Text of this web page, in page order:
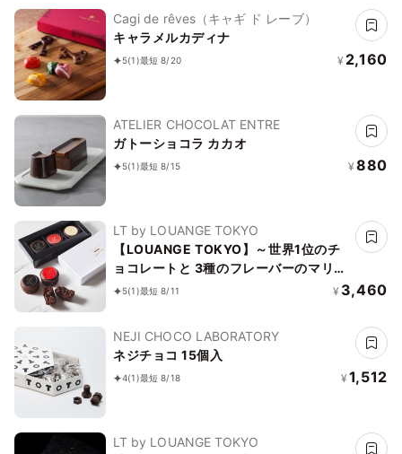
Cagi de rêves（キャギ ド レーブ）
キャラメルカディナ
5(1)最短 8/20 ¥ 2,160
ATELIER CHOCOLAT ENTRE
ガトーショコラ カカオ
5(1)最短 8/15 ¥ 880
LT by LOUANGE TOKYO
【LOUANGE TOKYO】～世界1位のチ
ョコレートと 3種のフレーバーのマリア
ージュを味わう～ パレット フォンダン
5(1)最短 8/11 ¥ 3,460
NEJI CHOCO LABORATORY
ネジチョコ 15個入
4(1)最短 8/18 ¥ 1,512
LT by LOUANGE TOKYO